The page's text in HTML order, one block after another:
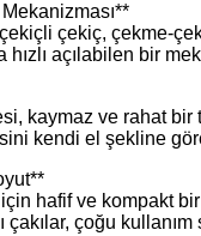
çekiç,
hızlı açılabilen bir
kaymaz ve rahat bir
kendi el şekline
hafif ve kompakt
çakılar, çoğu